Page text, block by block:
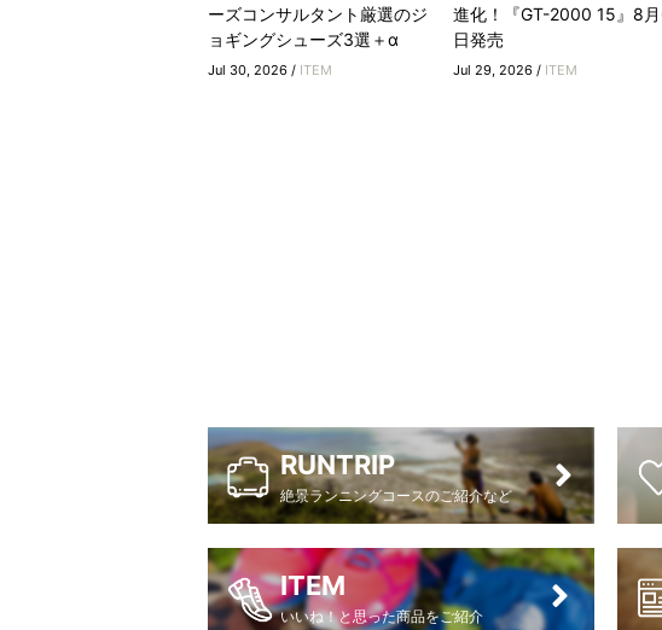
ーズコンサルタント厳選のジ
ョギングシューズ3選＋α
Jul 30, 2026 / ITEM
進化！『GT-2000 15』8
日発売
Jul 29, 2026 / ITEM
RUNTRIP
絶景ランニングコースのご紹介など
ITEM
いいね！と思った商品をご紹介